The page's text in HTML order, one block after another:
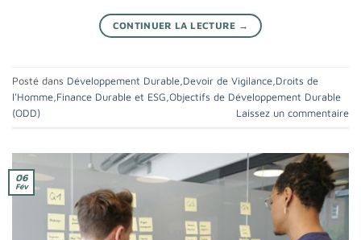
CONTINUER LA LECTURE →
Posté dans Développement Durable Devoir de Vigilance Droits de
l'Homme Finance Durable et ESG Objectifs de Développement Durable
(ODD)
Laissez un commentaire
06
Fév